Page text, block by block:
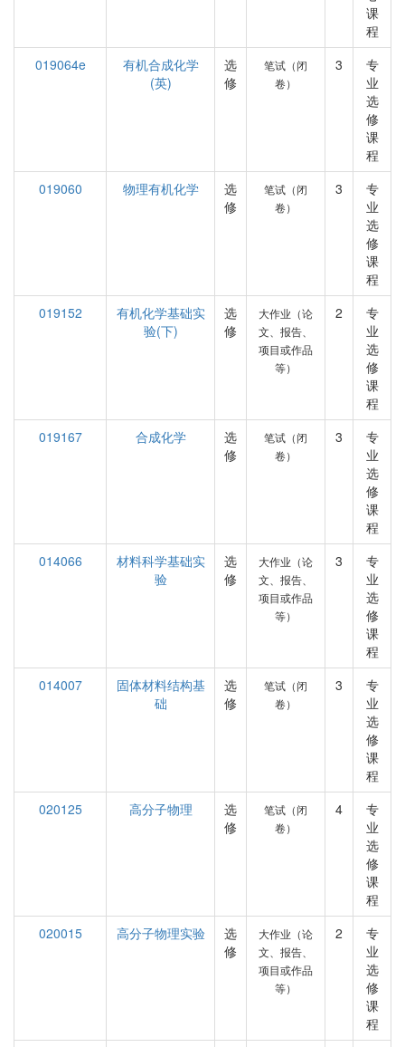
课
程
019064e
有机合成化学
(英)
选
修
笔试（闭
卷）
3
专
业
选
修
课
程
019060
物理有机化学
选
修
笔试（闭
卷）
3
专
业
选
修
课
程
019152
有机化学基础实
验(下)
选
修
大作业（论
文、报告、
项目或作品
等）
2
专
业
选
修
课
程
019167
合成化学
选
修
笔试（闭
卷）
3
专
业
选
修
课
程
014066
材料科学基础实
验
选
修
大作业（论
文、报告、
项目或作品
等）
3
专
业
选
修
课
程
014007
固体材料结构基
础
选
修
笔试（闭
卷）
3
专
业
选
修
课
程
020125
高分子物理
选
修
笔试（闭
卷）
4
专
业
选
修
课
程
020015
高分子物理实验
选
修
大作业（论
文、报告、
项目或作品
等）
2
专
业
选
修
课
程